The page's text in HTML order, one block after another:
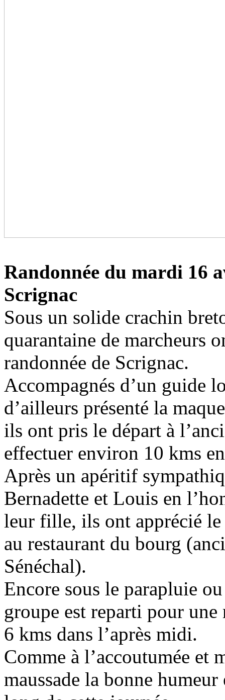
Randonnée du mardi 16
Scrignac
Sous un solide crachin
quarantaine de marcheurs
randonnée de Scrignac.
Accompagnés d’un guide
d’ailleurs présenté la
ils ont pris le départ à
effectuer environ 10 kms
Après un apéritif
Bernadette et Louis en
leur fille, ils ont apprécié
au restaurant du bourg
Sénéchal).
Encore sous le parapluie
groupe est reparti pour
6 kms dans l’après midi.
Comme à l’accoutumée et
maussade la bonne